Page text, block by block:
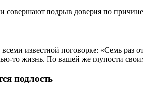
совершают подрыв доверия по
всеми известной поговорке: «Семь
то жизнь. По вашей же глупости
подлость